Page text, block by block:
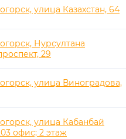
улица Казахстан, 64
Нурсултана
29
улица Виноградова,
улица Кабанбай
офис; 2 этаж